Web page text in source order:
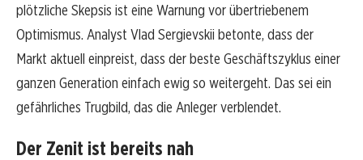
plötzliche Skepsis ist eine Warnung vor übertriebenem
Optimismus. Analyst Vlad Sergievskii betonte, dass der
Markt aktuell einpreist, dass der beste Geschäftszyklus einer
ganzen Generation einfach ewig so weitergeht. Das sei ein
gefährliches Trugbild, das die Anleger verblendet.
Der Zenit ist bereits nah